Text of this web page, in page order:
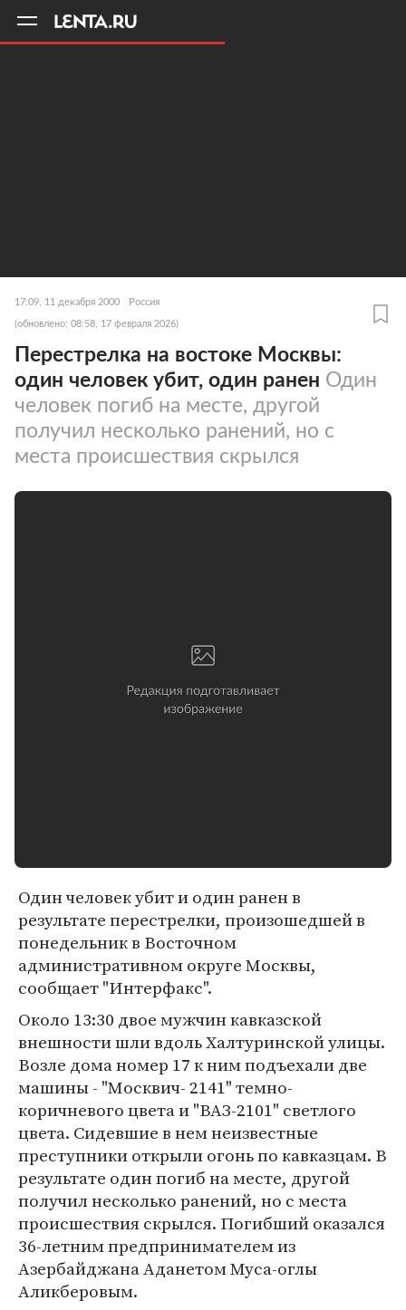
17:09, 11 декабря 2000 Россия
(обновлено: 08:58, 17 февраля 2026)
Перестрелка на востоке Москвы:
один человек убит, один ранен Один
человек погиб на месте, другой
получил несколько ранений, но с
места происшествия скрылся
Один человек убит и один ранен в
результате перестрелки, произошедшей в
понедельник в Восточном
административном округе Москвы,
сообщает "Интерфакс".
Около 13:30 двое мужчин кавказской
внешности шли вдоль Халтуринской улицы.
Возле дома номер 17 к ним подъехали две
машины - "Москвич- 2141" темно-
коричневого цвета и "ВАЗ-2101" светлого
цвета. Сидевшие в нем неизвестные
преступники открыли огонь по кавказцам. В
результате один погиб на месте, другой
получил несколько ранений, но с места
происшествия скрылся. Погибший оказался
36-летним предпринимателем из
Азербайджана Аданетом Муса-оглы
Аликберовым.